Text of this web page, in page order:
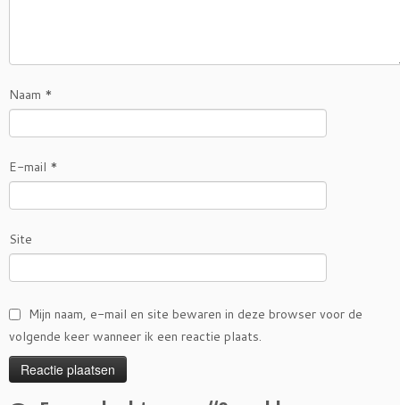
Naam *
E-mail *
Site
Mijn naam, e-mail en site bewaren in deze browser voor de
volgende keer wanneer ik een reactie plaats.